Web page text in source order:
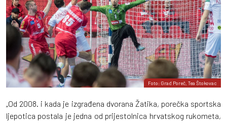
Foto: Grad Poreč, Tea Štokovac
„Od 2008. i kada je izgrađena dvorana Žatika, porečka sportska
ljepotica postala je jedna od prijestolnica hrvatskog rukometa,